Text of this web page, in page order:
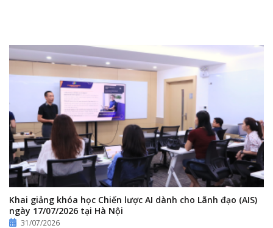
Khai giảng khóa học Chiến lược AI dành cho Lãnh đạo (AIS)
ngày 17/07/2026 tại Hà Nội
31/07/2026